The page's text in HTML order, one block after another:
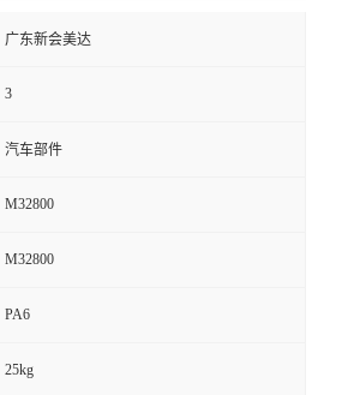
广东新会美达
3
汽车部件
M32800
M32800
PA6
25kg